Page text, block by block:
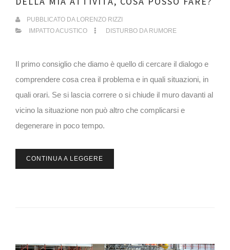
PUBBLICATO DA LORENZO RIZZI
IMPATTO ACUSTICO
DISTURBO DA RUMORE
Il primo consiglio che diamo è quello di cercare il dialogo e
comprendere cosa crea il problema e in quali situazioni, in
quali orari. Se si lascia correre o si chiude il muro davanti al
vicino la situazione non può altro che complicarsi e
degenerare in poco tempo.
CONTINUA A LEGGERE